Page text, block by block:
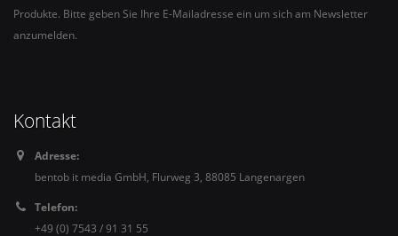
Produkte. Bitte geben Sie Ihre E-Mailadresse ein um sich am Newsletter
anzumelden.
Kontakt
Adresse:
bentob it media GmbH, Flurweg 3, 88085 Langenargen
Telefon:
+49 (0) 7543 / 91 31 55